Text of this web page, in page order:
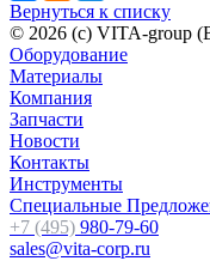
Вернуться к списку
© 2026 (c) VITA-group
Оборудование
Материалы
Компания
Запчасти
Новости
Контакты
Инструменты
Специальные
+7 (495) 980-79-60
sales@vita-corp.ru